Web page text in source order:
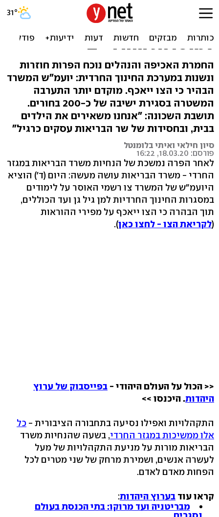
במשרד הבריאות מסירים את
הכפפות: "צו בריאות העם"
למוסדות החרדיים
החמרת האכיפה והנהלים נוכח הפרות חוזרות
ונשנות במערכת החינוך החרדית: יועמ"ש המשרד
הבהיר כי הצו ייאכף. מוקדם יותר התערבה
המשטרה בסגירת ישיבה של כ-200 בחורים.
תושבת השכונה: "אנחנו משאירים את הילדים
בבית, ובחסידות של שר הבריאות עסקים כרגיל"
סיון חילאי ואיתי בלומנטל
פורסם: 18.03.20, 16:22
לאחר הפרה נמשכת של הנחיות משרד הבריאות במגזר
החרדי - משרד הבריאות עושה מעשה: היום (ד') הוציא
היועמ"ש של המשרד צו רשמי האוסר על לימודים
במסגרות החינוך החרדיות למן גיל גן ועד הכוללים,
תוך הבהרה כי הצו ייאכף על מפירי ההוראות
(לקריאת הצו - לחצו כאן).
<< הכול על העולם היהודי - בפייסבוק של ערוץ
היהדות. היכנסו >>
התקהלויות ואפילו נסיעה בתחבורה הציבורית - כל
אלו ממשיכות במגזר החרדי, בשעה שהנחיות משרד
הבריאות מורות על מניעת התקהלויות של מעל
לעשרה אנשים, ושמירת מרחק של שני מטרים לכל
הפחות מאדם לאדם.
קראו עוד בערוץ היהדות:
מבריטניה ועד מרוקו: בתי הכנסת בעולם